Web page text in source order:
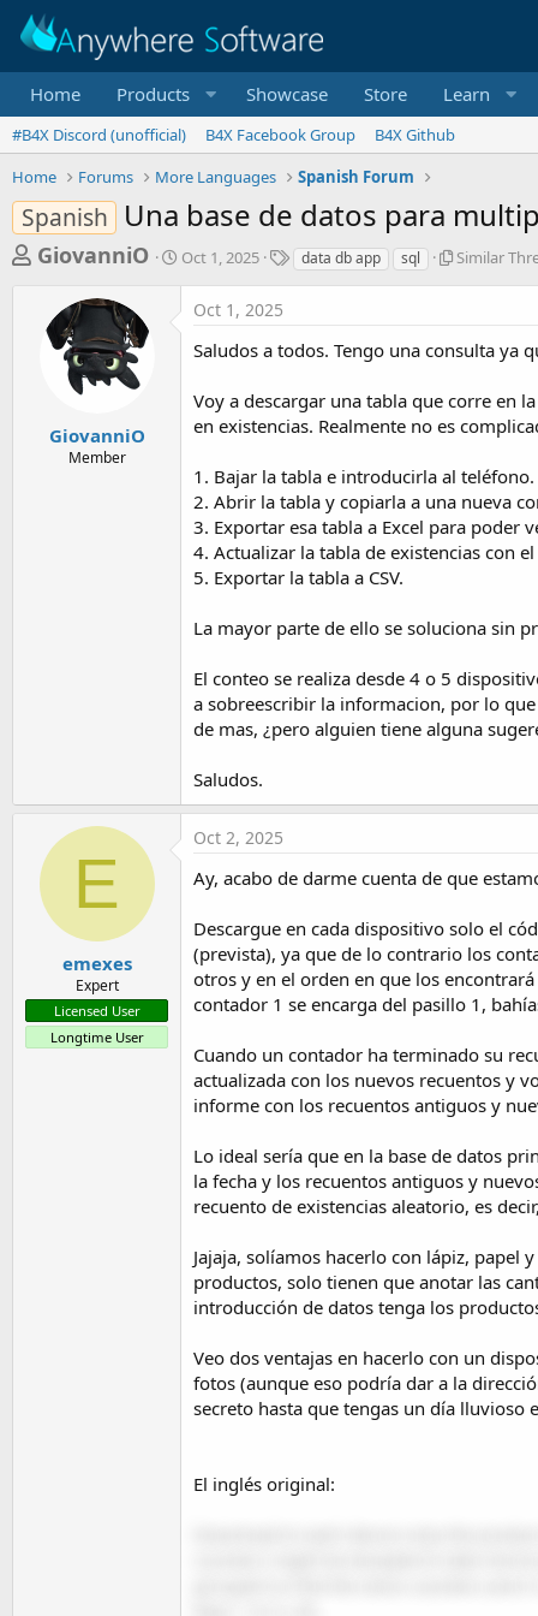
Home Products Showcase Store Learn
#B4X Discord (unofficial) B4X Facebook Group
B4X Github
Home
Forums More Languages Spanish Forum
Spanish Una base de datos para
T
e
GiovanniO
S
a
r
t
Oct 1, 2025
T
a
g
data db app sql
S
m
a
T
h
e
a
d
s
Similar
GiovanniO
Member
Oct 1, 2025
Saludos a todos. Tengo una consulta ya
Voy a descargar una tabla que corre en
en existencias. Realmente no es
1. Bajar la tabla e introducirla al teléfono.
2. Abrir la tabla y copiarla a una nueva
3. Exportar esa tabla a Excel para poder
4. Actualizar la tabla de existencias con
5. Exportar la tabla a CSV.
La mayor parte de ello se soluciona sin
El conteo se realiza desde 4 o 5
a sobreescribir la informacion, por lo
de mas, ¿pero alguien tiene alguna
Saludos.
E
emexes
Expert
Licensed User
Longtime User
Oct 2, 2025
Ay, acabo de darme cuenta de que
Descargue en cada dispositivo solo el
(prevista), ya que de lo contrario los
otros y en el orden en que los
contador 1 se encarga del pasillo 1,
Cuando un contador ha terminado su
actualizada con los nuevos recuentos y
informe con los recuentos antiguos y
Lo ideal sería que en la base de datos
la fecha y los recuentos antiguos y
recuento de existencias aleatorio, es
Jajaja, solíamos hacerlo con lápiz,
productos, solo tienen que anotar las
introducción de datos tenga los
Veo dos ventajas en hacerlo con un
fotos (aunque eso podría dar a la
secreto hasta que tengas un día lluvioso
El inglés original: